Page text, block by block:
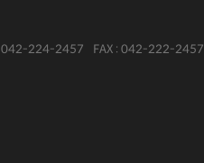
042-224-2457 FAX : 042-222-2457